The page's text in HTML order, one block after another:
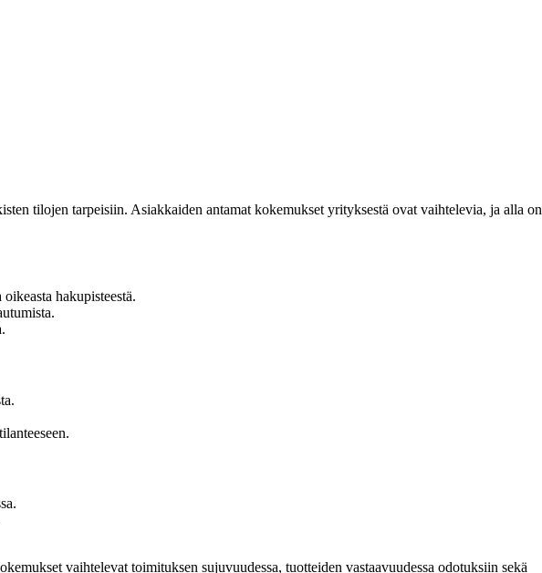
tilojen tarpeisiin. Asiakkaiden antamat kokemukset yrityksestä ovat vaihtelevia, ja alla on
hakupisteestä.
vaihtelevat toimituksen sujuvuudessa, tuotteiden vastaavuudessa odotuksiin sekä